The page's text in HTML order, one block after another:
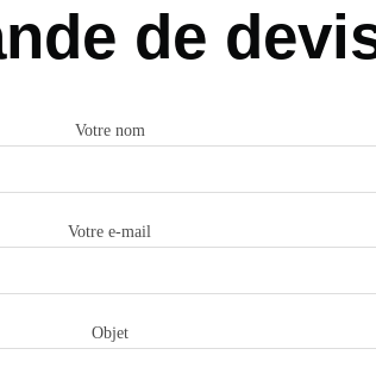
de
Votre nom
Votre e-mail
Objet